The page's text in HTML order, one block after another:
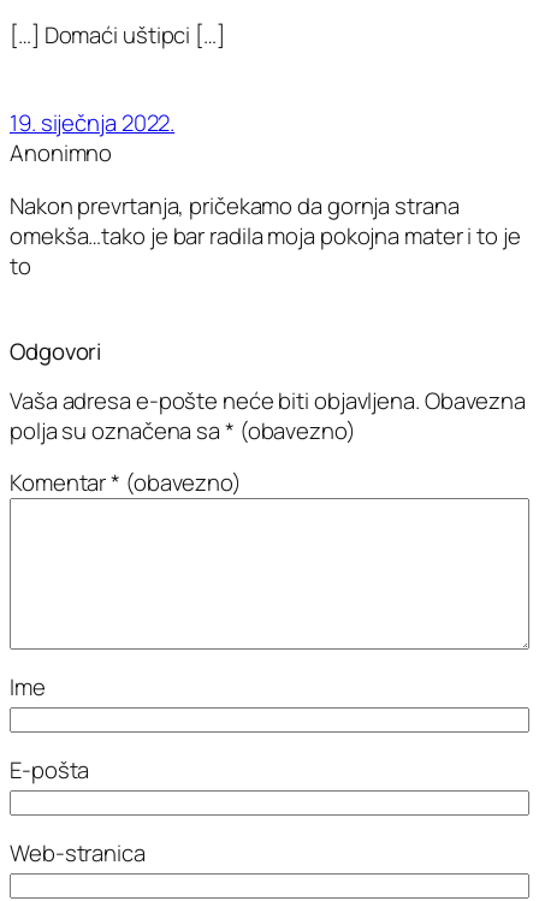
[…] Domaći uštipci […]
19. siječnja 2022.
Anonimno
Nakon prevrtanja, pričekamo da gornja strana
omekša…tako je bar radila moja pokojna mater i to je
to
Odgovori
Vaša adresa e-pošte neće biti objavljena.Obavezna
polja su označena sa* (obavezno)
Komentar* (obavezno)
Ime
E-pošta
Web-stranica